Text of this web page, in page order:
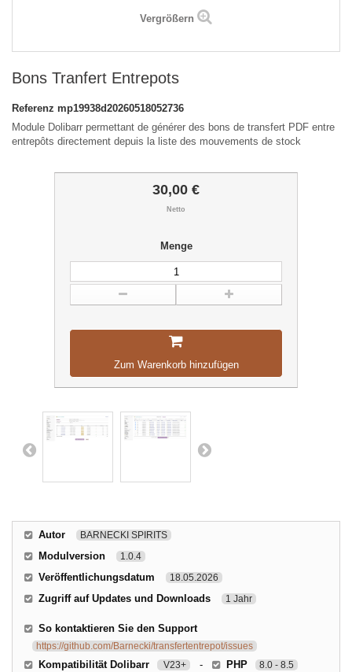
Vergrößern
Bons Tranfert Entrepots
Referenz mp19938d20260518052736
Module Dolibarr permettant de générer des bons de transfert PDF entre
entrepôts directement depuis la liste des mouvements de stock
30,00 €
Netto
Menge
Zum Warenkorb hinzufügen
Autor BARNECKI SPIRITS
Modulversion 1.0.4
Veröffentlichungsdatum 18.05.2026
Zugriff auf Updates und Downloads 1 Jahr
So kontaktieren Sie den Support
https://github.com/Barnecki/transfertentrepot/issues
Kompatibilität Dolibarr V23+ - PHP 8.0 - 8.5